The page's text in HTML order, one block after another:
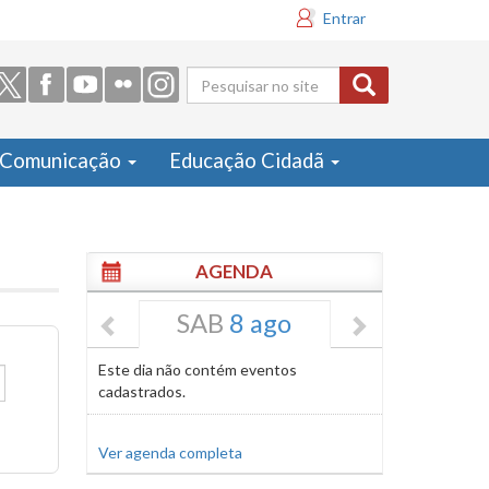
Entrar
Formulário
de busca
Comunicação Educação Cidadã
AGENDA
SAB 8 ago
Este dia não contém eventos
cadastrados.
Ver agenda completa